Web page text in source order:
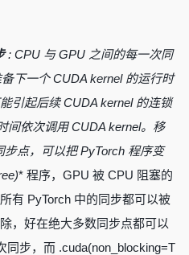
: CPU 与 GPU 之间的每一次同
下一个 CUDA kernel 的运行时
引起后续 CUDA kernel 的连锁
间依次调用 CUDA kernel。移
点，可以把 PyTorch 程序变
* 程序，GPU 被 CPU 阻塞的
有 PyTorch 中的同步都可以被
，好在绝大多数同步点都可以
同步，而 .cuda(non_blocking=T